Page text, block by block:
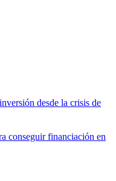
desde la crisis de
conseguir financiación en